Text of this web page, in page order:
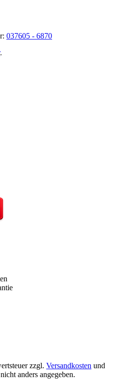
037605 - 6870
.
zzgl. Versandkosten und
anders angegeben.